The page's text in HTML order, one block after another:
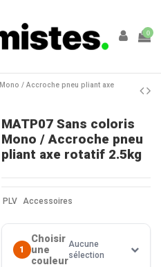
0
/ Accroche pneu pliant axe
MATP07 Sans coloris
Mono / Accroche pneu
pliant axe rotatif 2.5kg
PLV Accessoires
1
Choisir
une
couleur
Aucune
sélection